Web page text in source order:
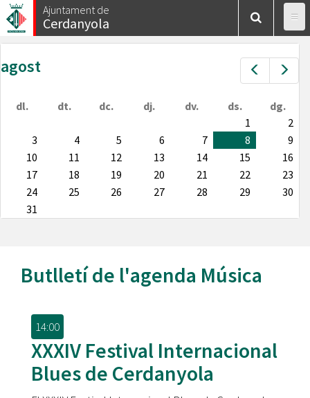
Vés
al
contingut
Ajuntament de
Cerdanyola
Prev
agost
dl. dt. dc. dj. dv. ds.
dg.
1
2
3
4 5 6 7 8
9
10
11 12 13 14 15
16
17
18 19 20 21 22
23
24
25 26 27 28 29
30
31
Butlletí de l'agenda Música
14:00
XXXIV Festival Internacional
Blues de Cerdanyola